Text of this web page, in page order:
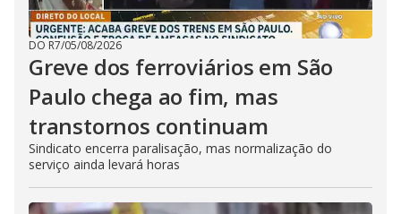
DO R7/05/08/2026
Greve dos ferroviários em São
Paulo chega ao fim, mas
transtornos continuam
Sindicato encerra paralisação, mas normalização do
serviço ainda levará horas